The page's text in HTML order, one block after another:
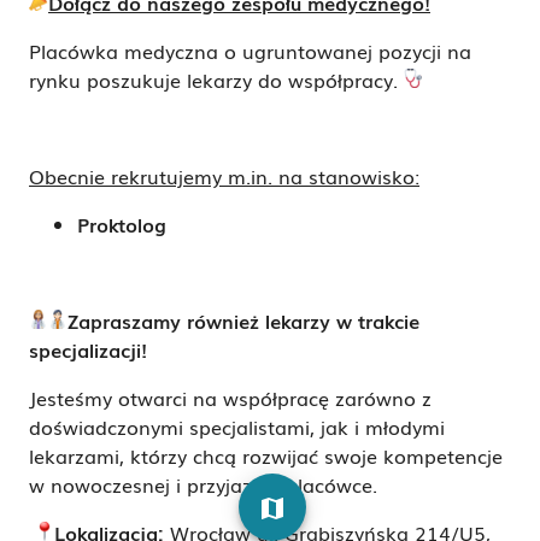
Placówka medyczna o ugruntowanej pozycji na
rynku poszukuje lekarzy do współpracy.
Obecnie rekrutujemy m.in. na stanowisko:
Proktolog
Zapraszamy również lekarzy w trakcie
specjalizacji!
Jesteśmy otwarci na współpracę zarówno z
doświadczonymi specjalistami, jak i młodymi
lekarzami, którzy chcą rozwijać swoje kompetencje
w nowoczesnej i przyjaznej placówce.
Lokalizacja: Wrocław ul. Grabiszyńska 214/U5,
map